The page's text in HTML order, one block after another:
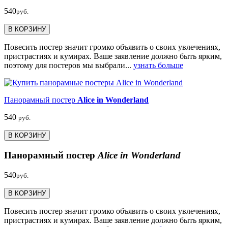
540руб.
В КОРЗИНУ
Повесить постер значит громко объявить о своих увлечениях,
пристрастиях и кумирах. Ваше заявление должно быть ярким,
поэтому для постеров мы выбрали... узнать больше
Панорамный постер Alice in Wonderland
540 руб.
В КОРЗИНУ
Панорамный постерAlice in Wonderland
540руб.
В КОРЗИНУ
Повесить постер значит громко объявить о своих увлечениях,
пристрастиях и кумирах. Ваше заявление должно быть ярким,